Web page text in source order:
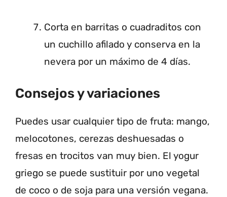
Corta en barritas o cuadraditos con
un cuchillo afilado y conserva en la
nevera por un máximo de 4 días.
Consejos y variaciones
Puedes usar cualquier tipo de fruta: mango,
melocotones, cerezas deshuesadas o
fresas en trocitos van muy bien. El yogur
griego se puede sustituir por uno vegetal
de coco o de soja para una versión vegana.